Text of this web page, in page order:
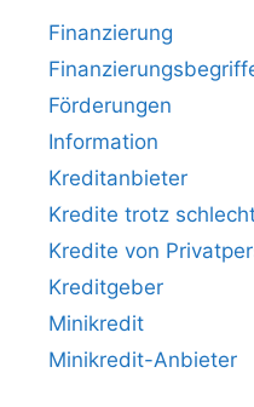
Finanzierung
Förderungen
Information
Kreditanbieter
Kredite trotz
Kredite von
Kreditgeber
Minikredit
Minikredit-Anbieter